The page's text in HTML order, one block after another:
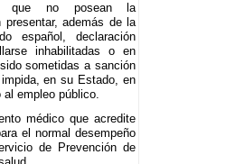
que no posean la
presentar, además de la
español, declaración
inhabilitadas o en
sometidas a sanción
en su Estado, en
empleo público.
médico que acredite
el normal desempeño
de Prevención de